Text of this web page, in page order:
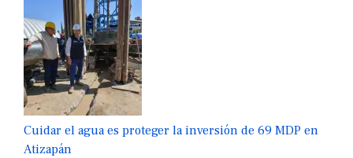
Cuidar el agua es proteger la inversión de 69 MDP en
Atizapán